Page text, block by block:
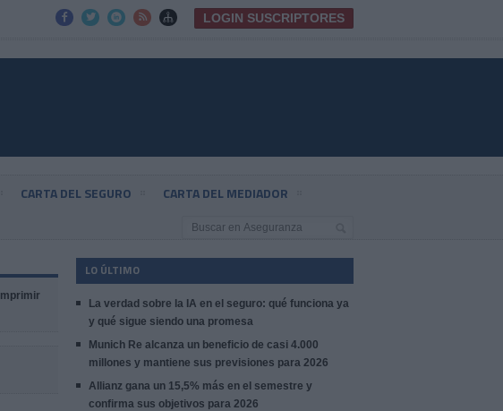
     LOGIN SUSCRIPTORES
CARTA DEL SEGURO CARTA DEL MEDIADOR
Imprimir
LO ÚLTIMO
La verdad sobre la IA en el seguro: qué funciona ya
y qué sigue siendo una promesa
Munich Re alcanza un beneficio de casi 4.000
millones y mantiene sus previsiones para 2026
Allianz gana un 15,5% más en el semestre y
confirma sus objetivos para 2026